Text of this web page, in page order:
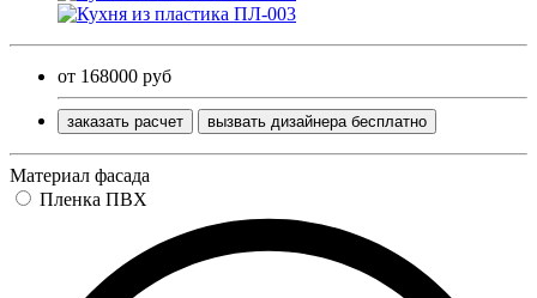
от 168000 руб
заказать расчет вызвать дизайнера бесплатно
Материал фасада
Пленка ПВХ